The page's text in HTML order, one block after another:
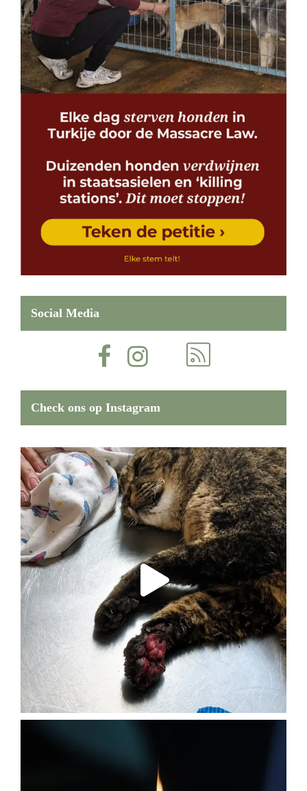
Social Media
Check ons op Instagram